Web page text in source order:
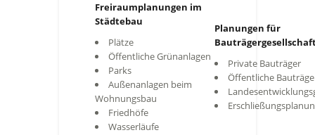
Freiraumplanungen im
Städtebau
Plätze
Öffentliche Grünanlagen
Parks
Außenanlagen beim
Wohnungsbau
Friedhöfe
Wasserläufe
Planungen für
Private Bauträger
Öffentliche